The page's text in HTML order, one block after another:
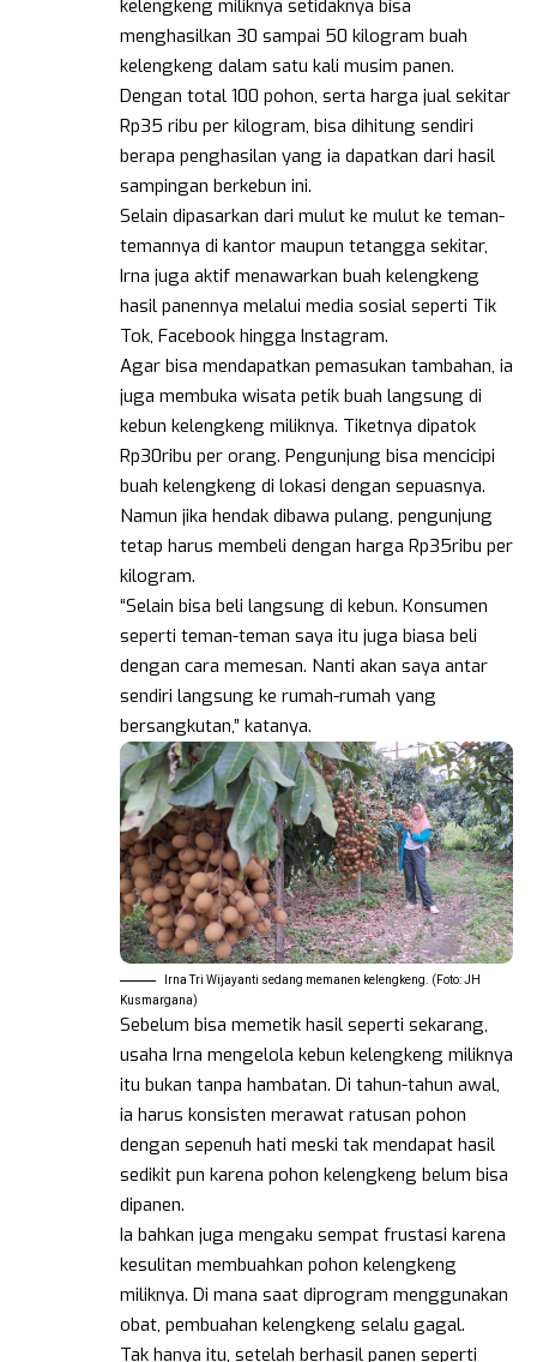
kelengkeng miliknya setidaknya bisa
menghasilkan 30 sampai 50 kilogram buah
kelengkeng dalam satu kali musim panen.
Dengan total 100 pohon, serta harga jual sekitar
Rp35 ribu per kilogram, bisa dihitung sendiri
berapa penghasilan yang ia dapatkan dari hasil
sampingan berkebun ini.
Selain dipasarkan dari mulut ke mulut ke teman-
temannya di kantor maupun tetangga sekitar,
Irna juga aktif menawarkan buah kelengkeng
hasil panennya melalui media sosial seperti Tik
Tok, Facebook hingga Instagram.
Agar bisa mendapatkan pemasukan tambahan, ia
juga membuka wisata petik buah langsung di
kebun kelengkeng miliknya. Tiketnya dipatok
Rp30ribu per orang. Pengunjung bisa mencicipi
buah kelengkeng di lokasi dengan sepuasnya.
Namun jika hendak dibawa pulang, pengunjung
tetap harus membeli dengan harga Rp35ribu per
kilogram.
“Selain bisa beli langsung di kebun. Konsumen
seperti teman-teman saya itu juga biasa beli
dengan cara memesan. Nanti akan saya antar
sendiri langsung ke rumah-rumah yang
bersangkutan,” katanya.
Irna Tri Wijayanti sedang memanen kelengkeng. (Foto: JH
Kusmargana)
Sebelum bisa memetik hasil seperti sekarang,
usaha Irna mengelola kebun kelengkeng miliknya
itu bukan tanpa hambatan. Di tahun-tahun awal,
ia harus konsisten merawat ratusan pohon
dengan sepenuh hati meski tak mendapat hasil
sedikit pun karena pohon kelengkeng belum bisa
dipanen.
Ia bahkan juga mengaku sempat frustasi karena
kesulitan membuahkan pohon kelengkeng
miliknya. Di mana saat diprogram menggunakan
obat, pembuahan kelengkeng selalu gagal.
Tak hanya itu, setelah berhasil panen seperti